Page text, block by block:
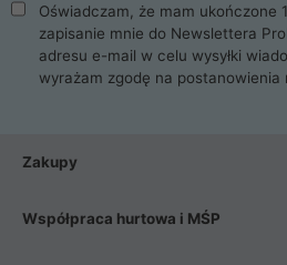
Oświadczam, że mam ukończone
zapisanie mnie do Newslettera
adresu e-mail w celu wysyłki
wyrażam zgodę na postanowienia
Zakupy
Współpraca hurtowa i MŚP